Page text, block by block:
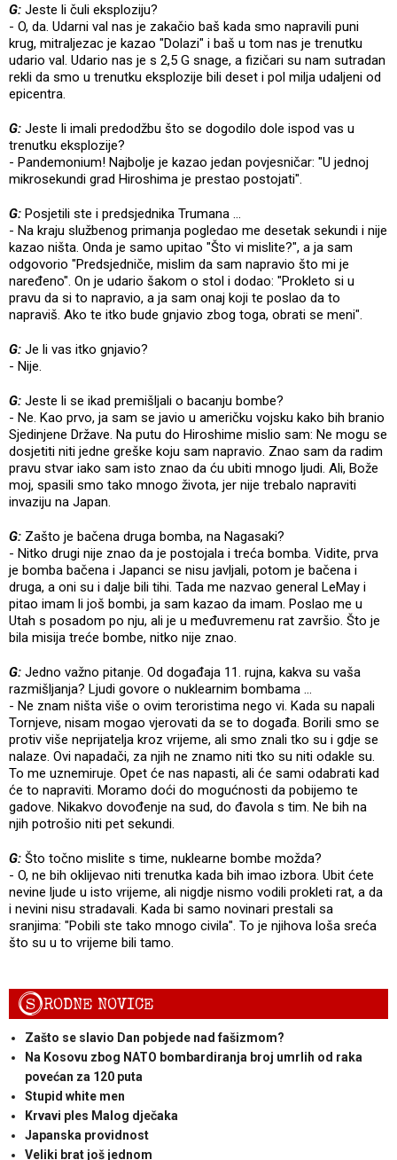
G: Jeste li čuli eksploziju?
- O, da. Udarni val nas je zakačio baš kada smo napravili puni
krug, mitraljezac je kazao "Dolazi" i baš u tom nas je trenutku
udario val. Udario nas je s 2,5 G snage, a fizičari su nam sutradan
rekli da smo u trenutku eksplozije bili deset i pol milja udaljeni od
epicentra.
G: Jeste li imali predodžbu što se dogodilo dole ispod vas u
trenutku eksplozije?
- Pandemonium! Najbolje je kazao jedan povjesničar: "U jednoj
mikrosekundi grad Hiroshima je prestao postojati".
G: Posjetili ste i predsjednika Trumana ...
- Na kraju službenog primanja pogledao me desetak sekundi i nije
kazao ništa. Onda je samo upitao "Što vi mislite?", a ja sam
odgovorio "Predsjedniče, mislim da sam napravio što mi je
naređeno". On je udario šakom o stol i dodao: "Prokleto si u
pravu da si to napravio, a ja sam onaj koji te poslao da to
napraviš. Ako te itko bude gnjavio zbog toga, obrati se meni".
G: Je li vas itko gnjavio?
- Nije.
G: Jeste li se ikad premišljali o bacanju bombe?
- Ne. Kao prvo, ja sam se javio u američku vojsku kako bih branio
Sjedinjene Države. Na putu do Hiroshime mislio sam: Ne mogu se
dosjetiti niti jedne greške koju sam napravio. Znao sam da radim
pravu stvar iako sam isto znao da ću ubiti mnogo ljudi. Ali, Bože
moj, spasili smo tako mnogo života, jer nije trebalo napraviti
invaziju na Japan.
G: Zašto je bačena druga bomba, na Nagasaki?
- Nitko drugi nije znao da je postojala i treća bomba. Vidite, prva
je bomba bačena i Japanci se nisu javljali, potom je bačena i
druga, a oni su i dalje bili tihi. Tada me nazvao general LeMay i
pitao imam li još bombi, ja sam kazao da imam. Poslao me u
Utah s posadom po nju, ali je u međuvremenu rat završio. Što je
bila misija treće bombe, nitko nije znao.
G: Jedno važno pitanje. Od događaja 11. rujna, kakva su vaša
razmišljanja? Ljudi govore o nuklearnim bombama ...
- Ne znam ništa više o ovim teroristima nego vi. Kada su napali
Tornjeve, nisam mogao vjerovati da se to događa. Borili smo se
protiv više neprijatelja kroz vrijeme, ali smo znali tko su i gdje se
nalaze. Ovi napadači, za njih ne znamo niti tko su niti odakle su.
To me uznemiruje. Opet će nas napasti, ali će sami odabrati kad
će to napraviti. Moramo doći do mogućnosti da pobijemo te
gadove. Nikakvo dovođenje na sud, do đavola s tim. Ne bih na
njih potrošio niti pet sekundi.
G: Što točno mislite s time, nuklearne bombe možda?
- O, ne bih oklijevao niti trenutka kada bih imao izbora. Ubit ćete
nevine ljude u isto vrijeme, ali nigdje nismo vodili prokleti rat, a da
i nevini nisu stradavali. Kada bi samo novinari prestali sa
sranjima: "Pobili ste tako mnogo civila". To je njihova loša sreća
što su u to vrijeme bili tamo.
SRODNE NOVICE
Zašto se slavio Dan pobjede nad fašizmom?
Na Kosovu zbog NATO bombardiranja broj umrlih od raka
povećan za 120 puta
Stupid white men
Krvavi ples Malog dječaka
Japanska providnost
Veliki brat još jednom